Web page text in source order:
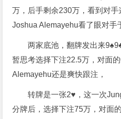
万，后手剩余230万，看到对
Joshua Alemayehu看了眼对手
两家底池，翻牌发出来
暂思考选择下注22.5万，对面
Alemayehu还是爽快跟注，
转牌是一张2♥️，这一次
分牌后，选择下注75万，对面